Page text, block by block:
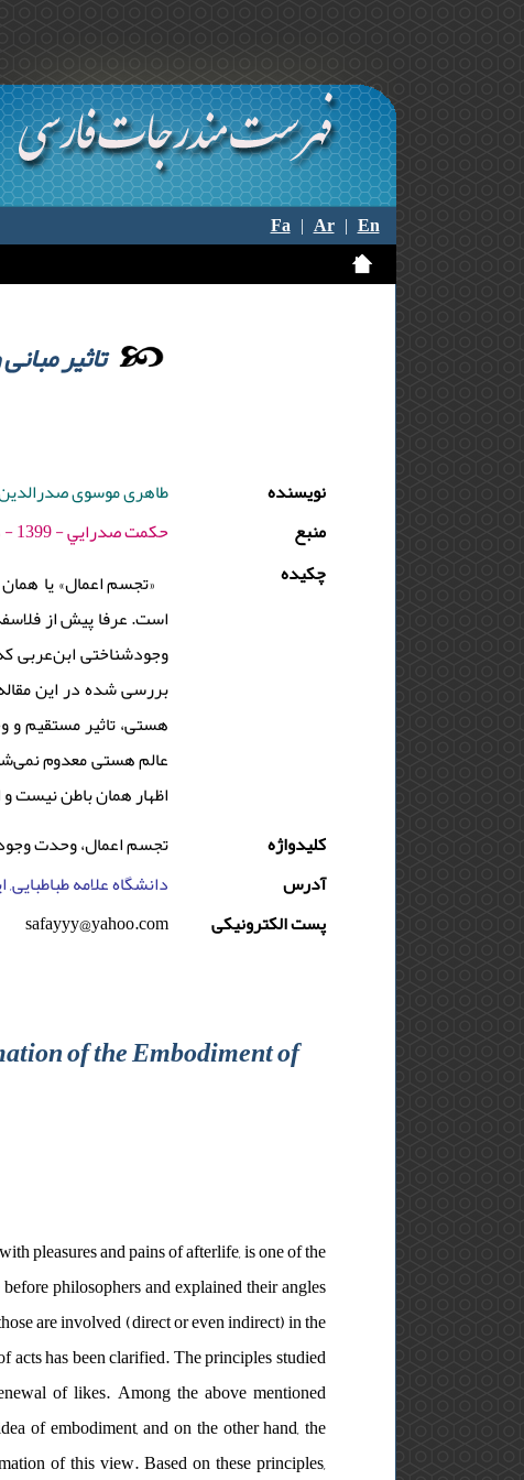
Fa|Ar|En
تاثیر
نویسنده
طاهری موسوی
منبع
حكمت صدرايي - 1399 - دوره : 8 - شماره : 2 - صفحه:131 -143
چکیده
«تجسم اعمال» یا
است. عرفا پیش از
وجودشناختی ابن‌عربی
بررسی شده در این
هستی، تاثیر مستقیم
عالم هستی معدوم
اظهار همان باطن نیست
کلیدواژه
تجسم اعمال، وحدت
آدرس
دانشگاه علامه طباطبایی,
پست الکترونیکی
safayyy@yahoo.com
of the Embodiment of
pleasures and pains of afterlife, is one of the
philosophers and explained their angles
are involved (direct or even indirect) in the
acts has been clarified. The principles studied
of likes. Among the above mentioned
of ​​embodiment, and on the other hand, the
of this view. Based on these principles,